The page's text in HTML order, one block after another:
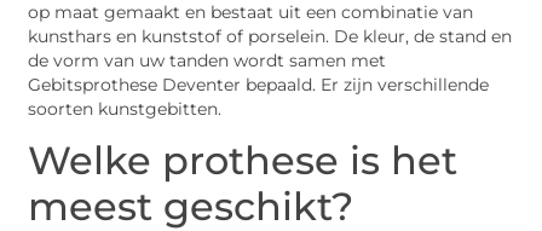
op maat gemaakt en bestaat uit een combinatie van
kunsthars en kunststof of porselein. De kleur, de stand en
de vorm van uw tanden wordt samen met
Gebitsprothese Deventer bepaald. Er zijn verschillende
soorten kunstgebitten.
Welke prothese is het
meest geschikt?